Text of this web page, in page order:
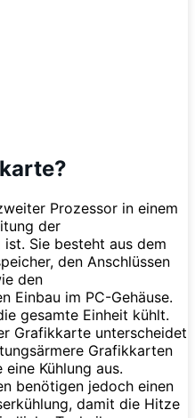
Prozessor in einem
der
Sie besteht aus dem
den Anschlüssen
den
Einbau im PC-Gehäuse.
gesamte Einheit kühlt.
Grafikkarte unterscheidet
Grafikkarten
Kühlung aus.
benötigen jedoch einen
damit die Hitze